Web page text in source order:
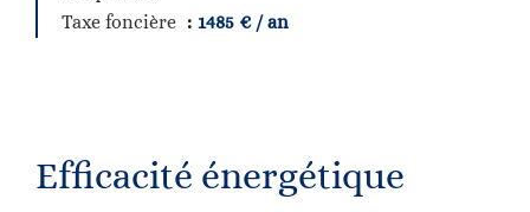
Taxe foncière
1485 € / an
Efficacité énergétique